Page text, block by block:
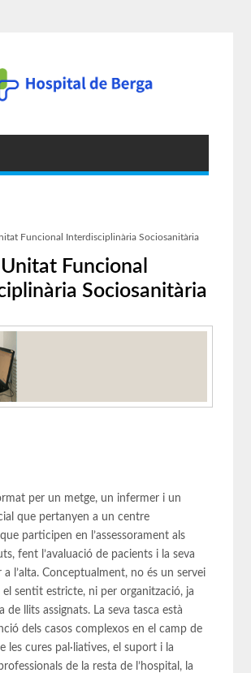
Funcional Interdisciplinària Sociosanitària
Funcional
Sociosanitària
per un metge, un infermer i un
que pertanyen a un centre
participen en l’assessorament als
fent l’avaluació de pacients i la seva
a l’alta. Conceptualment, no és un servei
el sentit estricte, ni per organització, ja
de llits assignats. La seva tasca està
dels casos complexos en el camp de
les cures pal·liatives, el suport i la
de la resta de l’hospital, la